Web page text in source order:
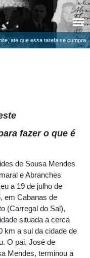
até que essa tarefa se cumpra
fazer o que é
de Sousa Mendes
e Abranches
a 19 de julho de
em Cabanas de
(Carregal do Sal),
situada a cerca
km a sul da cidade de
O pai, José de
Mendes, terminou a